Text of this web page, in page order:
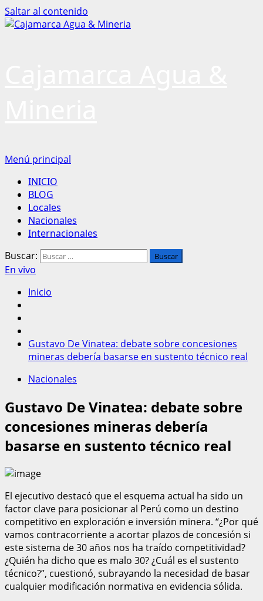
Saltar al contenido
Menú principal
INICIO
BLOG
Locales
Nacionales
Internacionales
Buscar:
En vivo
Inicio
Gustavo De Vinatea: debate sobre concesiones
mineras debería basarse en sustento técnico real
Nacionales
Gustavo De Vinatea: debate sobre
concesiones mineras debería
basarse en sustento técnico real
El ejecutivo destacó que el esquema actual ha sido un
factor clave para posicionar al Perú como un destino
competitivo en exploración e inversión minera. “¿Por qué
vamos contracorriente a acortar plazos de concesión si
este sistema de 30 años nos ha traído competitividad?
¿Quién ha dicho que es malo 30? ¿Cuál es el sustento
técnico?”, cuestionó, subrayando la necesidad de basar
cualquier modificación normativa en evidencia sólida.